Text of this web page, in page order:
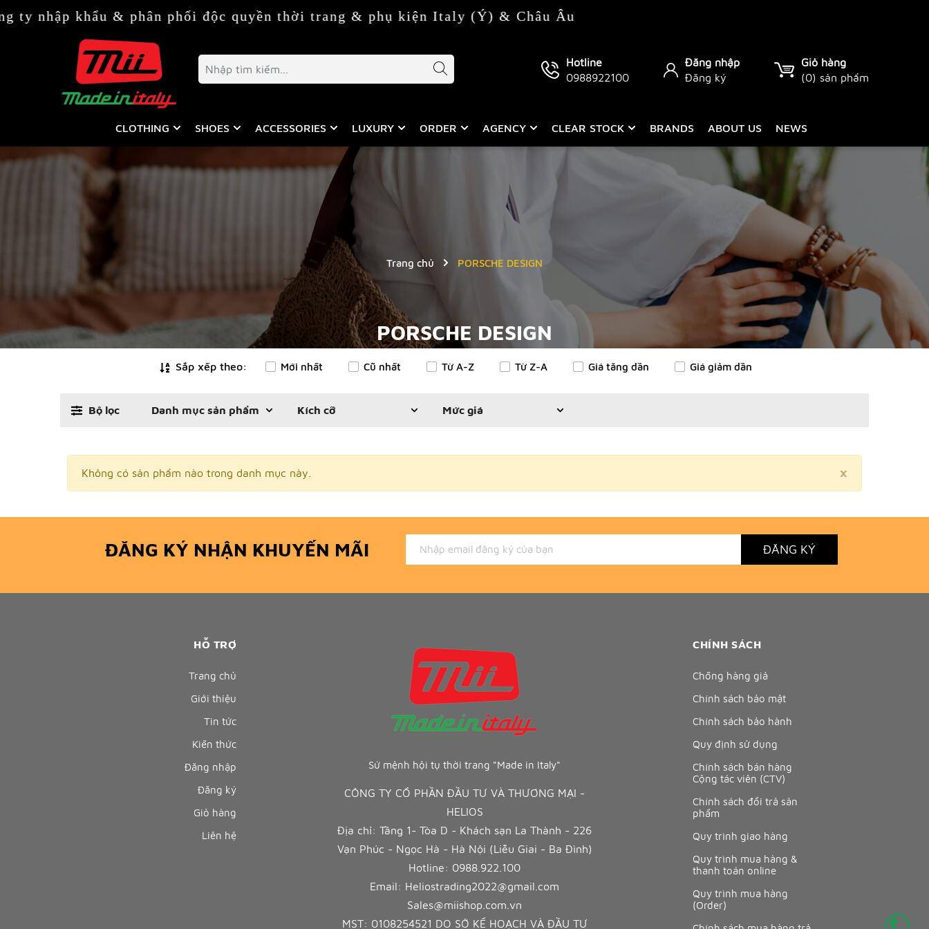
nhập khẩu & phân phối độc quyền thời trang & phụ kiện Italy (Ý) & Châu Âu
Hotline
0988922100
Đăng nhập
Đăng ký
Giỏ hàng
(0) sản phẩm
CLOTHING SHOES ACCESSORIES LUXURY ORDER AGENCY CLEAR STOCK BRANDS ABOUT US NEWS
Trang chủ PORSCHE DESIGN
PORSCHE DESIGN
Sắp xếp theo: Mới nhất Cũ nhất Từ A-Z Từ Z-A Giá tăng dần Giá giảm dần
Bộ lọc Danh mục sản phẩm Kích cỡ Mức giá
×
Không có sản phẩm nào trong danh mục này.
ĐĂNG KÝ NHẬN KHUYẾN MÃI ĐĂNG KÝ
HỖ TRỢ
Trang chủ
Giới thiệu
Tin tức
Kiến thức
Đăng nhập
Đăng ký
Giỏ hàng
Liên hệ
Sứ mệnh hội tụ thời trang "Made in Italy"
CÔNG TY CỔ PHẦN ĐẦU TƯ VÀ THƯƠNG MẠI -
HELIOS
Địa chỉ: Tầng 1- Tòa D - Khách sạn La Thành - 226
Vạn Phúc - Ngọc Hà - Hà Nội (Liễu Giai - Ba Đình)
Hotline: 0988.922.100
Email: Heliostrading2022@gmail.com
Sales@miishop.com.vn
MST: 0108254521 DO SỞ KẾ HOẠCH VÀ ĐẦU TƯ
CHÍNH SÁCH
Chống hàng giả
Chính sách bảo mật
Chính sách bảo hành
Quy định sử dụng
Chính sách bán hàng
Cộng tác viên (CTV)
Chính sách đổi trả sản
phẩm
Quy trình giao hàng
Quy trình mua hàng &
thanh toán online
Quy trình mua hàng
(Order)